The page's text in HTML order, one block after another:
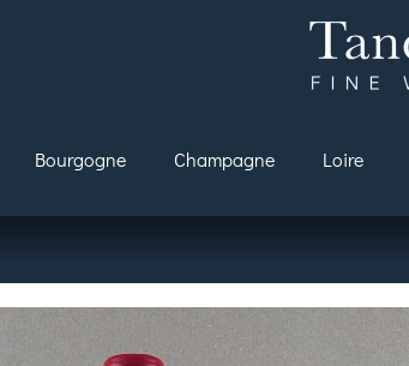
Bourgogne Champagne Loire